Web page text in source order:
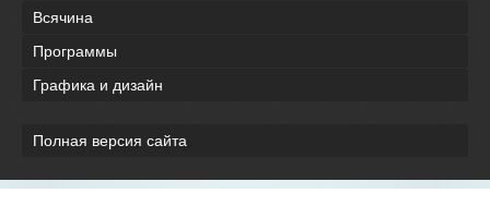
Всячина
Программы
Графика и дизайн
Полная версия сайта